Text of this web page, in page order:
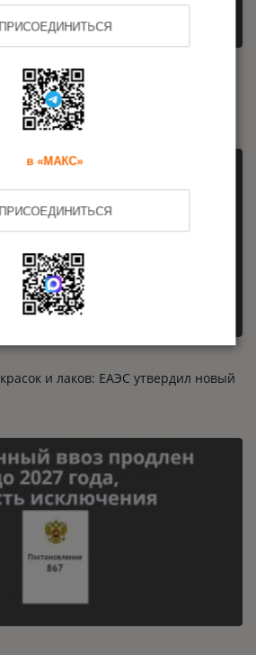
на машины и
с 2026 года
и лаков: ЕАЭС утвердил новый
ПРИСОЕДИНИТЬСЯ
в «МАКС»
ПРИСОЕДИНИТЬСЯ